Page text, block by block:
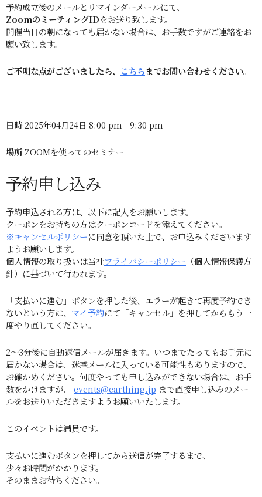
予約成立後のメールとリマインダーメールにて、
ZoomのミーティングIDをお送り致します。
開催当日の朝になっても届かない場合は、お手数ですがご連絡をお
願い致します。
ご不明な点がございましたら、 こちらまでお問い合わせください。
日時2025年04月24日 8:00 pm - 9:30 pm
場所ZOOMを使ってのセミナー
予約申し込み
予約申込される方は、以下に記入をお願いします。
クーポンをお持ちの方はクーポンコードを添えてください。
※キャンセルポリシーに同意を頂いた上で、お申込みくださいます
ようお願いします。
個人情報の取り扱いは当社プライバシーポリシー （個人情報保護方
針）に基づいて行われます。
「支払いに進む」ボタンを押した後、エラーが起きて再度予約でき
ないという方は、 マイ予約にて「キャンセル」を押してからもう一
度やり直してください。
2～3分後に自動返信メールが届きます。いつまでたってもお手元に
届かない場合は、迷惑メールに入っている可能性もありますので、
お確かめください。何度やっても申し込みができない場合は、お手
数をかけますが、 events@earthing.jp まで直接申し込みのメー
ルをお送りいただきますようお願いいたします。
このイベントは満員です。
支払いに進むボタンを押してから送信が完了するまで、
少々お時間がかかります。
そのままお待ちください。